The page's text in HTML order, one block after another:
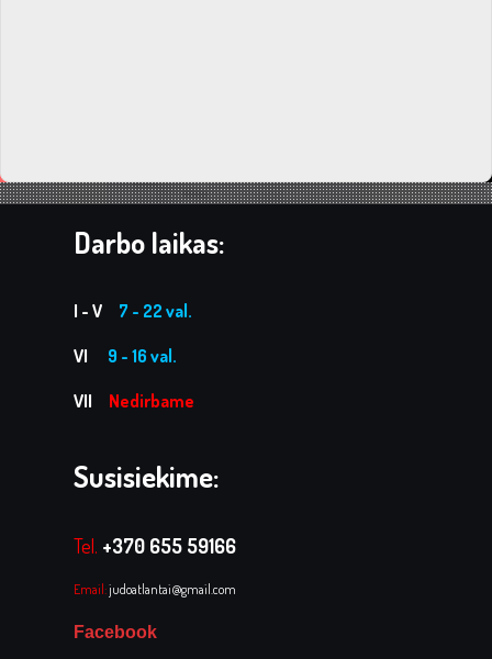
Darbo laikas:
I - V 7 - 22 val.
VI 9 - 16 val.
VII Nedirbame
Susisiekime:
Tel. +370 655 59166
Email:judoatlantai@gmail.com
Facebook